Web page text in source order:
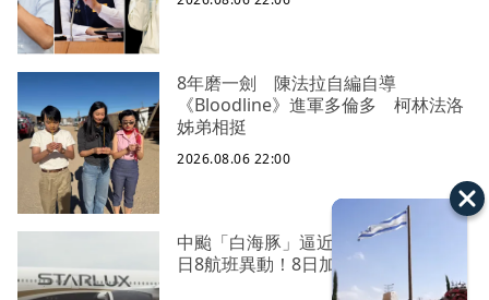
8年磨一劍 陳法拉自編自導
《Bloodline》進軍多倫多 柯林法洛
姊弟相挺
2026.08.06 22:00
中颱「白海豚」逼近北台灣 星宇台
日8航班異動！8日加開疏運